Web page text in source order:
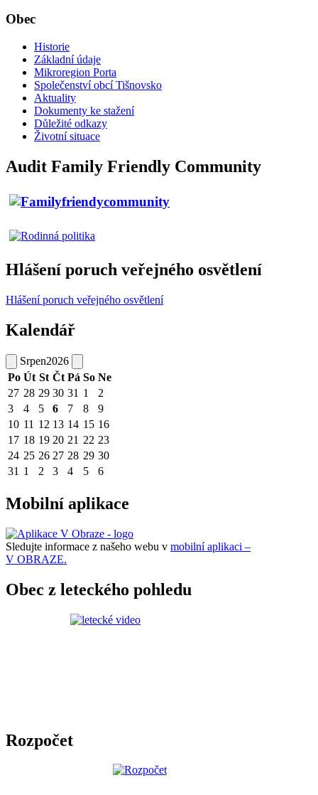
Obec
Historie
Základní údaje
Mikroregion Porta
Společenství obcí Tišnovsko
Aktuality
Dokumenty ke stažení
Důležité odkazy
Životní situace
Audit Family Friendly Community
Hlášení poruch veřejného osvětlení
Hlášení poruch veřejného osvětlení
Kalendář
Srpen2026
Po Út St Čt Pá So Ne
27 28 29 30 31 1
2
3
4 5 6 7 8
9
10 11 12 13 14 15 16
17 18 19 20 21 22 23
24 25 26 27 28 29 30
31 1 2 3 4 5 6
Mobilní aplikace
Sledujte informace z našeho webu v mobilní aplikaci –
V OBRAZE.
Obec z leteckého pohledu
Rozpočet